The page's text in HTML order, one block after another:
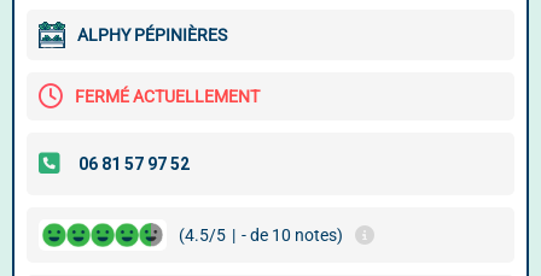
ALPHY PÉPINIÈRES
FERMÉ ACTUELLEMENT
(4.5/5 | - de 10 notes)